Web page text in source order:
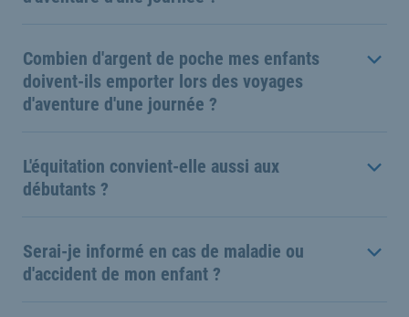
Combien d'argent de poche mes enfants
doivent-ils emporter lors des voyages
d'aventure d'une journée ?
L'équitation convient-elle aussi aux
débutants ?
Serai-je informé en cas de maladie ou
d'accident de mon enfant ?